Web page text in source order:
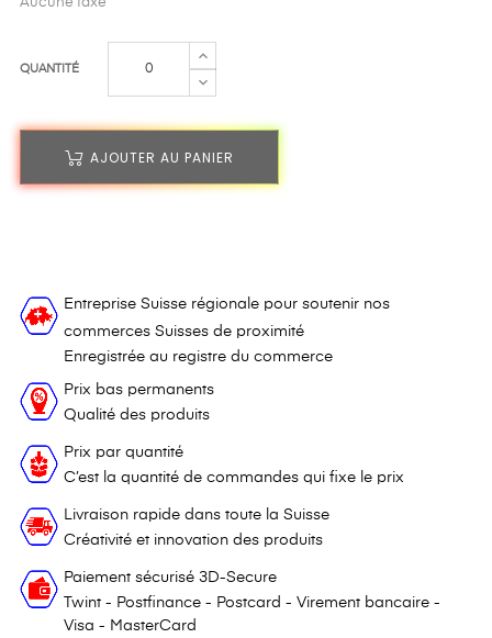
QUANTITÉ
AJOUTER AU PANIER
Entreprise Suisse régionale pour soutenir nos
commerces Suisses de proximité
Enregistrée au registre du commerce
Prix bas permanents
Qualité des produits
Prix par quantité
C’est la quantité de commandes qui fixe le prix
Livraison rapide dans toute la Suisse
Créativité et innovation des produits
Paiement sécurisé 3D-Secure
Twint - Postfinance - Postcard - Virement bancaire -
Visa - MasterCard